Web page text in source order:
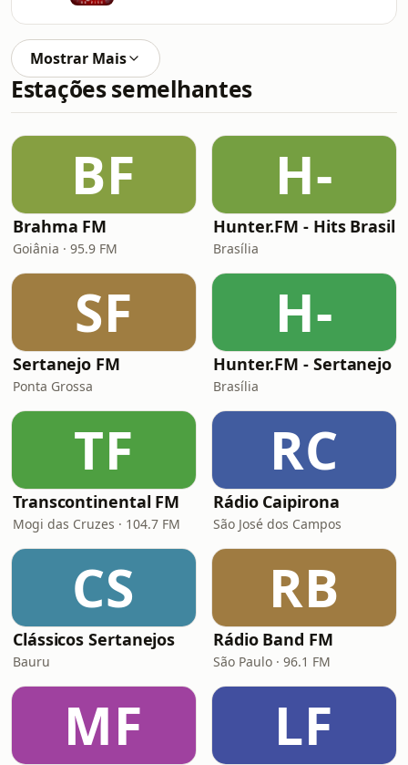
Mostrar Mais
Estações semelhantes
BF
Brahma FM
Goiânia · 95.9 FM
H-
Hunter.FM - Hits Brasil
Brasília
SF
Sertanejo FM
Ponta Grossa
H-
Hunter.FM - Sertanejo
Brasília
TF
Transcontinental FM
Mogi das Cruzes · 104.7 FM
RC
Rádio Caipirona
São José dos Campos
CS
Clássicos Sertanejos
Bauru
RB
Rádio Band FM
São Paulo · 96.1 FM
MF LF